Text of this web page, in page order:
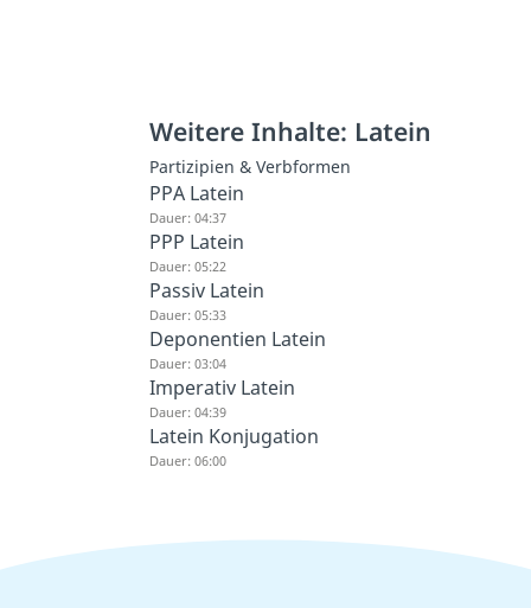
Weitere Inhalte: Latein
Partizipien & Verbformen
PPA Latein
Dauer: 04:37
PPP Latein
Dauer: 05:22
Passiv Latein
Dauer: 05:33
Deponentien Latein
Dauer: 03:04
Imperativ Latein
Dauer: 04:39
Latein Konjugation
Dauer: 06:00